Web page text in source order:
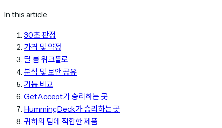
In this article
30초 판정
가격 및 약정
딜 룸 워크플로
분석 및 보안 공유
기능 비교
GetAccept가 승리하는 곳
HummingDeck가 승리하는 곳
귀하의 팀에 적합한 제품